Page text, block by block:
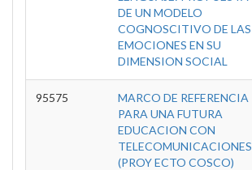
DE UN MODELO
COGNOSCITIVO DE LAS
EMOCIONES EN SU
DIMENSION SOCIAL
95575
MARCO DE REFERENCIA
PARA UNA FUTURA
EDUCACION CON
TELECOMUNICACIONES
(PROY ECTO COSCO)